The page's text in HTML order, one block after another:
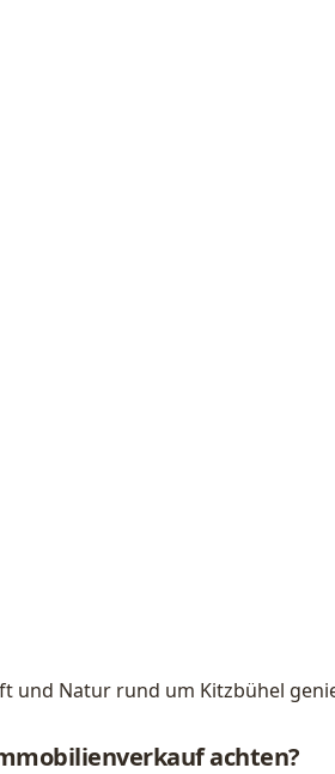
und Natur rund um Kitzbühel
achten?